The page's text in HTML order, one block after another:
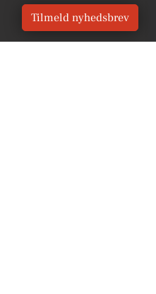
Tilmeld nyhedsbrev